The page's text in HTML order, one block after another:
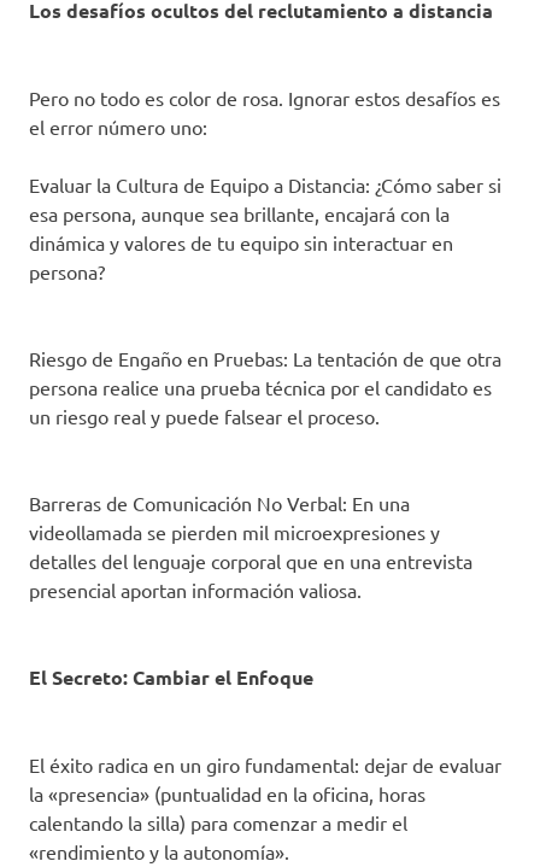
Los desafíos ocultos del reclutamiento a distancia
Pero no todo es color de rosa. Ignorar estos desafíos es
el error número uno:
Evaluar la Cultura de Equipo a Distancia: ¿Cómo saber si
esa persona, aunque sea brillante, encajará con la
dinámica y valores de tu equipo sin interactuar en
persona?
Riesgo de Engaño en Pruebas: La tentación de que otra
persona realice una prueba técnica por el candidato es
un riesgo real y puede falsear el proceso.
Barreras de Comunicación No Verbal: En una
videollamada se pierden mil microexpresiones y
detalles del lenguaje corporal que en una entrevista
presencial aportan información valiosa.
El Secreto: Cambiar el Enfoque
El éxito radica en un giro fundamental: dejar de evaluar
la «presencia» (puntualidad en la oficina, horas
calentando la silla) para comenzar a medir el
«rendimiento y la autonomía».